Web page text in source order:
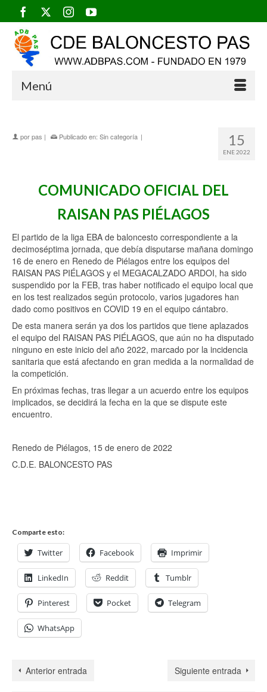
Menú
15
ENE 2022
porpas | Publicado en: Sin categoría |
COMUNICADO OFICIAL DEL
RAISAN PAS PIÉLAGOS
El partido de la liga EBA de baloncesto correspondiente a la
decimoséptima jornada, que debía disputarse mañana domingo
16 de enero en Renedo de Piélagos entre los equipos del
RAISAN PAS PIÉLAGOS y el MEGACALZADO ARDOI, ha sido
suspendido por la FEB, tras haber notificado el equipo local que
en los test realizados según protocolo, varios jugadores han
dado como positivos en COVID 19 en el equipo cántabro.
De esta manera serán ya dos los partidos que tiene aplazados
el equipo del RAISAN PAS PIÉLAGOS, que aún no ha disputado
ninguno en este inicio del año 2022, marcado por la incidencia
sanitaria que está afectando en gran medida a la normalidad de
la competición.
En próximas fechas, tras llegar a un acuerdo entre los equipos
implicados, se decidirá la fecha en la que se dispute este
encuentro.
Renedo de Piélagos, 15 de enero de 2022
C.D.E. BALONCESTO PAS
Comparte esto:
Twitter Facebook Imprimir
LinkedIn Reddit Tumblr
Pinterest Pocket Telegram
WhatsApp
Anterior entrada Siguiente entrada